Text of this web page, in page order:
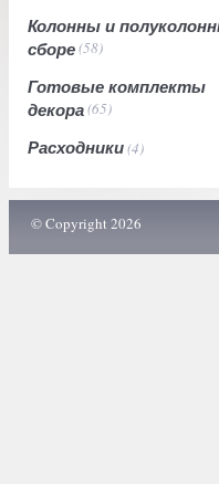
Колонны и
сборе(58)
Готовые комплекты
декора(65)
Расходники(4)
© Copyright 2026